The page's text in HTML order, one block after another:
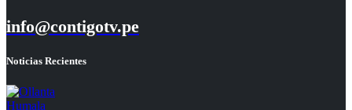
info@contigotv.pe
Noticias Recientes